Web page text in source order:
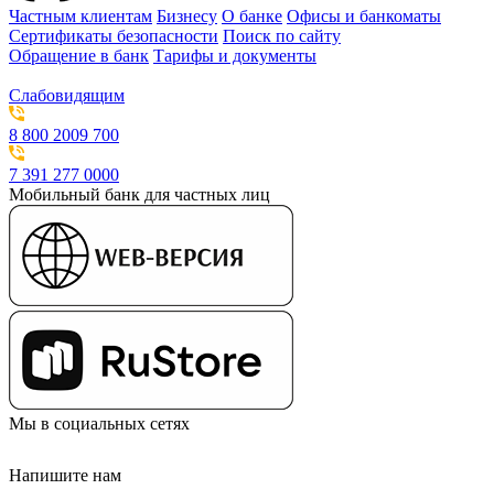
Частным клиентам Бизнесу О банке Офисы и банкоматы
Сертификаты безопасности Поиск по сайту
Обращение в банк Тарифы и документы
Слабовидящим
8 800 2009 700
7 391 277 0000
Мобильный банк для частных лиц
Мы в социальных сетях
Напишите нам